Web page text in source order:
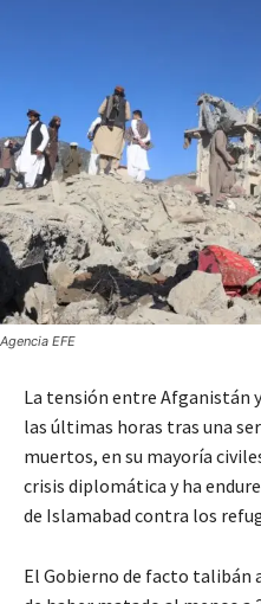
Agencia EFE
La tensión entre Afganistán
las últimas horas tras una
muertos, en su mayoría
crisis diplomática y ha
de Islamabad contra los
El Gobierno de facto talibán